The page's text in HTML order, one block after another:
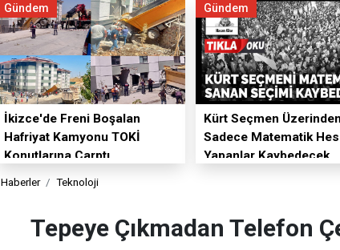
Gündem
İkizce'de Freni Boşalan
Hafriyat Kamyonu TOKİ
Konutlarına Çarptı
Gündem
Kürt Seçmen Üzerinden
Sadece Matematik
Yapanlar Kaybedecek
Haberler Teknoloji
Tepeye Çıkmadan Telefon